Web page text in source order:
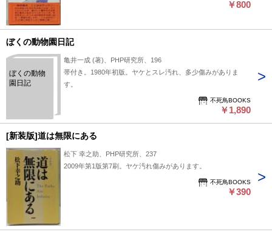
￥800
ぼくの動物園日記
ぼくの動物
園日記
亀井一成 (著)、PHP研究所、196
帯付き。1980年初版。ヤケとスレ汚れ、多少傷みがありま
す。
不死鳥BOOKS
￥1,890
[新装版]道は無限にある
松下 幸之助、PHP研究所、237
2009年第1版第7刷。ヤケ汚れ傷みがあります。
不死鳥BOOKS
￥390